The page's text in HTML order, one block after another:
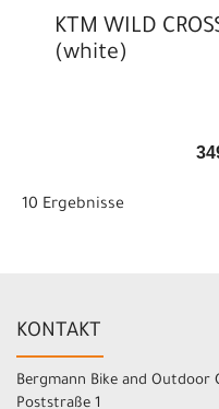
KTM WILD
(white)
10 Ergebnisse
KONTAKT
Bergmann Bike and Outdoor
Poststraße 1